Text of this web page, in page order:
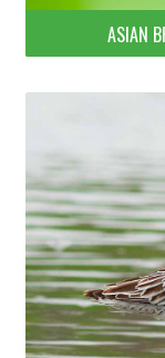
ASIAN